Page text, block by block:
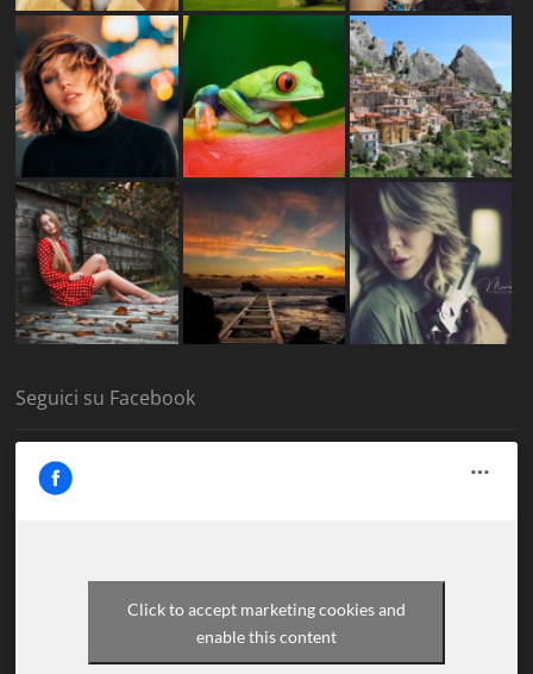
Seguici su Facebook
Click to accept marketing cookies and
enable this content